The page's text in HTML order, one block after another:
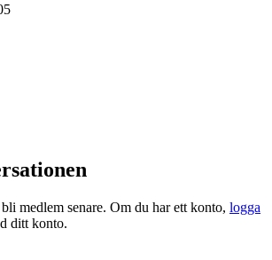
medlem senare. Om du har ett konto, logga
ditt konto.